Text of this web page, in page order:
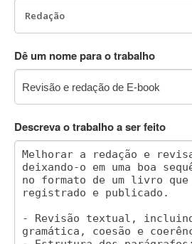
Dê um nome para o trabalho
Descreva o trabalho a ser feito